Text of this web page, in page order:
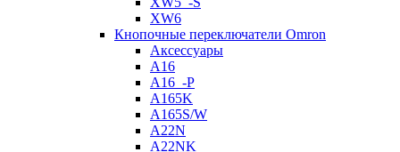
XW6
Кнопочные переключатели Omron
Аксессуары
A16
A16_-P
A165K
A165S/W
A22N
A22NK